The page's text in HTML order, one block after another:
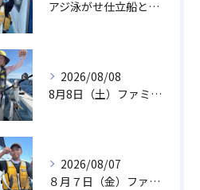
アジ泳がせ仕立船とスルメイカ船
2026/08/08
8月8日（土）ファミリーアジ
2026/08/07
８月７日（金）ファミリフィッシング